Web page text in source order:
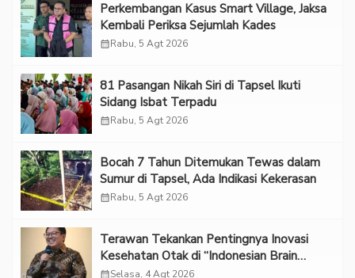
Perkembangan Kasus Smart Village, Jaksa
Kembali Periksa Sejumlah Kades
calendar_monthRabu, 5 Agt 2026
81 Pasangan Nikah Siri di Tapsel Ikuti
Sidang Isbat Terpadu
calendar_monthRabu, 5 Agt 2026
Bocah 7 Tahun Ditemukan Tewas dalam
Sumur di Tapsel, Ada Indikasi Kekerasan
calendar_monthRabu, 5 Agt 2026
Terawan Tekankan Pentingnya Inovasi
Kesehatan Otak di “Indonesian Brain
Forum 2026 UPN Veteran Jakarta”
calendar_monthSelasa, 4 Agt 2026